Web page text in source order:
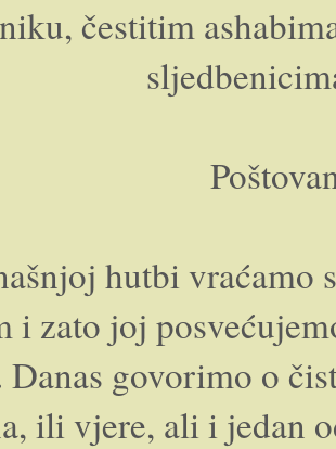
čestitim
hutbi vraćamo
i zato joj
Danas govorimo o
ili vjere, ali i jedan